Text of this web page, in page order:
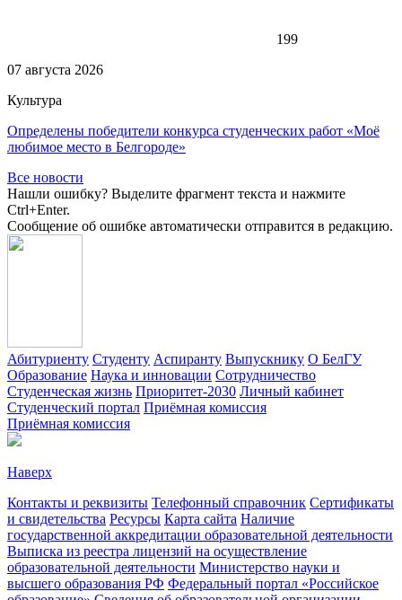
199
07 августа 2026
Культура
Определены победители конкурса студенческих работ «Моё
любимое место в Белгороде»
Все новости
Нашли ошибку? Выделите фрагмент текста и нажмите
Ctrl+Enter.
Сообщение об ошибке автоматически отправится в редакцию.
Абитуриенту Студенту Аспиранту Выпускнику О БелГУ
Образование Наука и инновации Сотрудничество
Студенческая жизнь Приоритет-2030 Личный кабинет
Студенческий портал Приёмная комиссия
Приёмная комиссия
Наверх
Контакты и реквизиты Телефонный справочник Сертификаты
и свидетельства Ресурсы Карта сайта Наличие
государственной аккредитации образовательной деятельности
Выписка из реестра лицензий на осуществление
образовательной деятельности Министерствo науки и
высшего образования РФ Федеральный портал «Российское